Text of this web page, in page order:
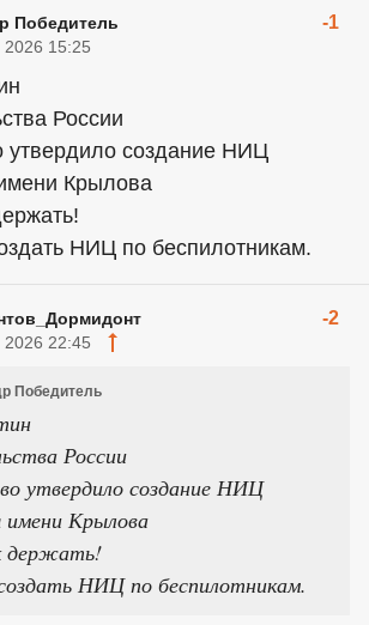
Победитель -1
2026 15:25
России
утвердило создание НИЦ
Крылова
НИЦ по беспилотникам.
-2
2026 22:45
Победитель
России
утвердило создание НИЦ
имени Крылова
держать!
НИЦ по беспилотникам.